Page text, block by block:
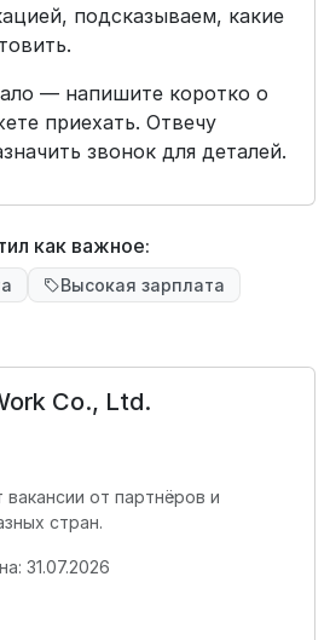
подсказываем, какие
— напишите коротко о
приехать. Отвечу
звонок для деталей.
как важное:
Высокая зарплата
Co., Ltd.
от партнёров и
стран.
31.07.2026